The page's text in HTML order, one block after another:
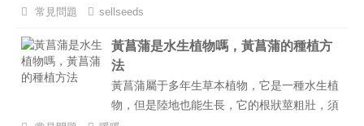
斤？進口百慕大種子的價格還和購買數量，市
大種子多少錢一斤，和哪些因素有關。...
常見問題 sellseeds
黃菖蒲是水生植物嗎，黃菖蒲的種植方
法
黃菖蒲屬于多年生草本植物，它是一種水生植
物，但是陸地也能生長，它的根狀莖粗壯，須